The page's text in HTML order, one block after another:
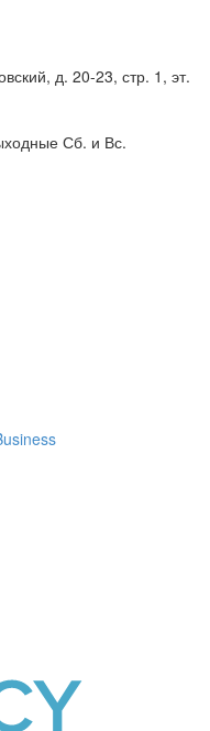
д. 20-23, стр. 1, эт.
Сб. и Вс.